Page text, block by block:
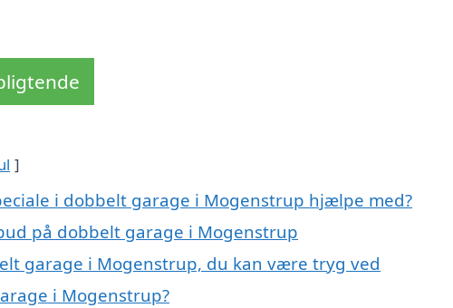
i dobbelt garage i Mogenstrup hjælpe med?
på dobbelt garage i Mogenstrup
garage i Mogenstrup, du kan være tryg ved
i Mogenstrup?